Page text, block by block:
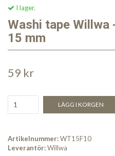
I lager.
Washi tape Willwa
15 mm
59 kr
LÄGG I KORGEN
Artikelnummer:WT15F10
Leverantör:Willwa